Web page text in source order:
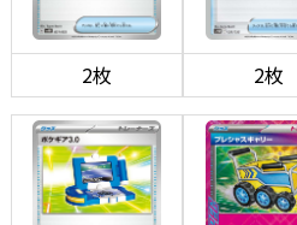
2枚 2枚